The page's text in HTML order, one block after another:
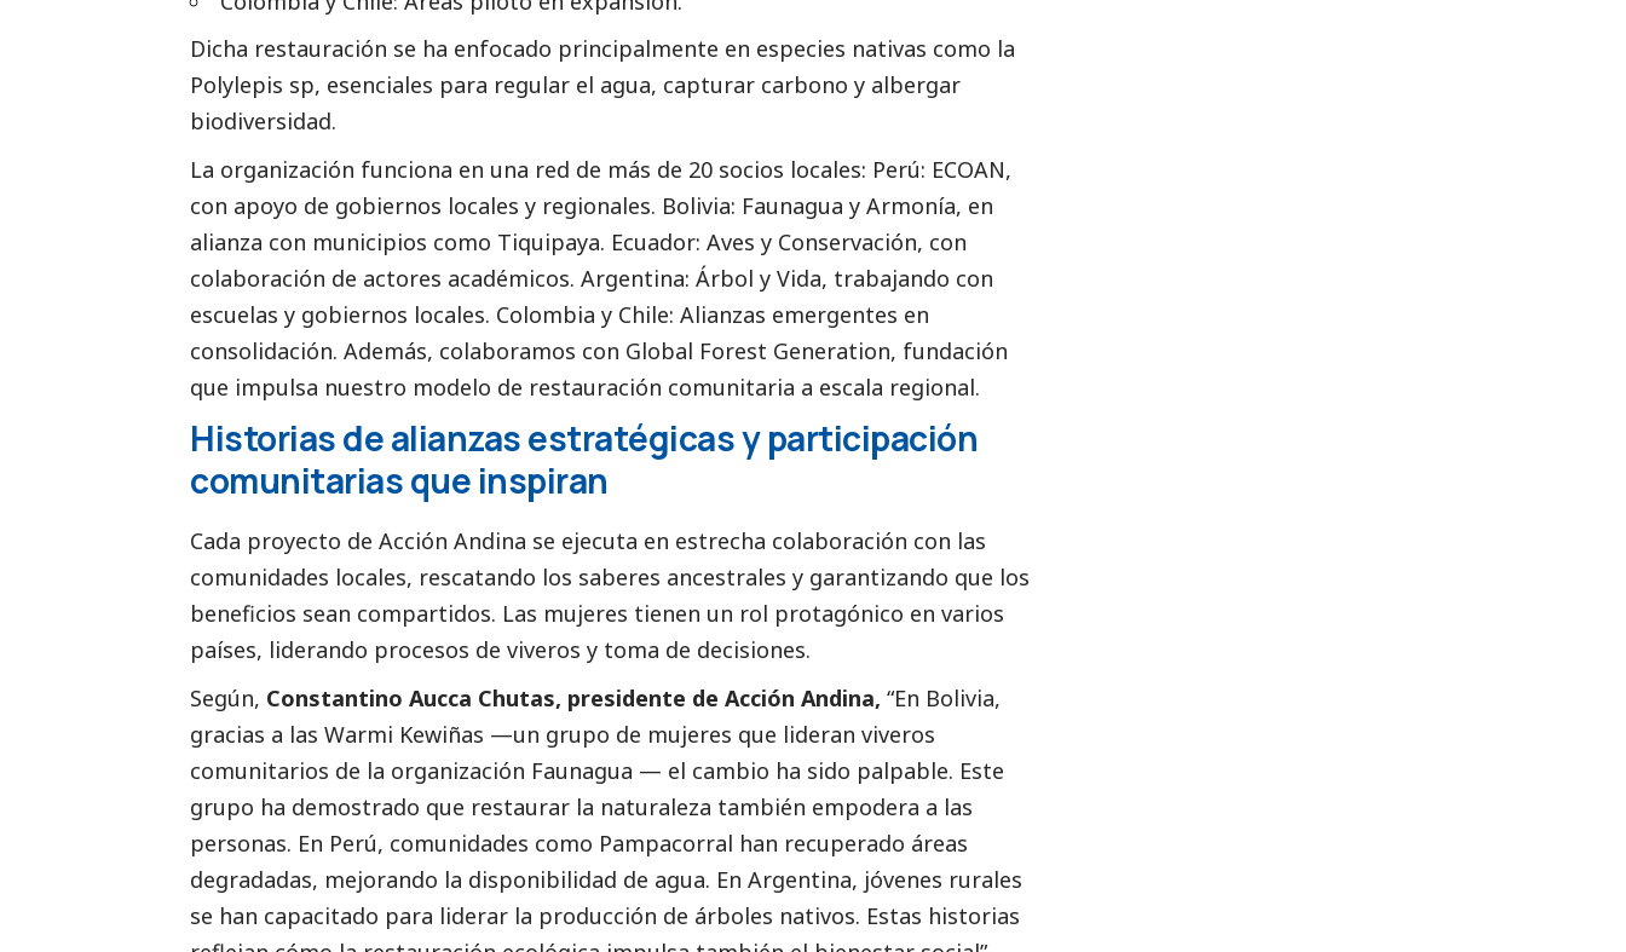
Dicha restauración se ha enfocado principalmente en especies nativas como la
Polylepis sp, esenciales para regular el agua, capturar carbono y albergar
biodiversidad.
La organización funciona en una red de más de 20 socios locales: Perú: ECOAN,
con apoyo de gobiernos locales y regionales. Bolivia: Faunagua y Armonía, en
alianza con municipios como Tiquipaya. Ecuador: Aves y Conservación, con
colaboración de actores académicos. Argentina: Árbol y Vida, trabajando con
escuelas y gobiernos locales. Colombia y Chile: Alianzas emergentes en
consolidación. Además, colaboramos con Global Forest Generation, fundación
que impulsa nuestro modelo de restauración comunitaria a escala regional.
Historias de alianzas estratégicas y participación
comunitarias que inspiran
Cada proyecto de Acción Andina se ejecuta en estrecha colaboración con las
comunidades locales, rescatando los saberes ancestrales y garantizando que los
beneficios sean compartidos. Las mujeres tienen un rol protagónico en varios
países, liderando procesos de viveros y toma de decisiones.
Según, Constantino Aucca Chutas, presidente de Acción Andina, “En Bolivia,
gracias a las Warmi Kewiñas —un grupo de mujeres que lideran viveros
comunitarios de la organización Faunagua — el cambio ha sido palpable. Este
grupo ha demostrado que restaurar la naturaleza también empodera a las
personas. En Perú, comunidades como Pampacorral han recuperado áreas
degradadas, mejorando la disponibilidad de agua. En Argentina, jóvenes rurales
se han capacitado para liderar la producción de árboles nativos. Estas historias